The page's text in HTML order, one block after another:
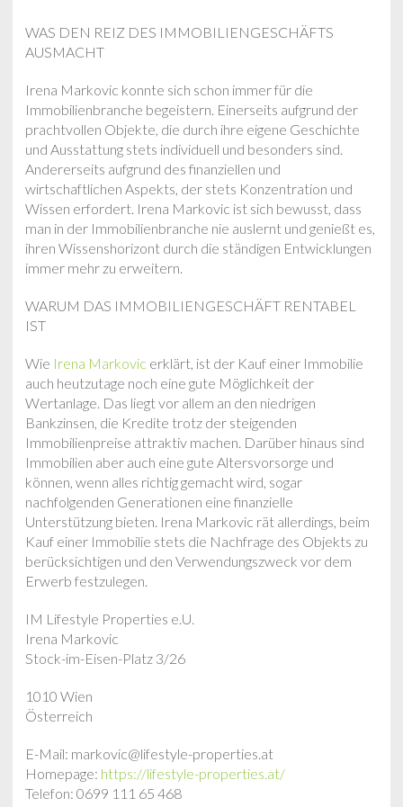
WAS DEN REIZ DES IMMOBILIENGESCHÄFTS
AUSMACHT
Irena Markovic konnte sich schon immer für die
Immobilienbranche begeistern. Einerseits aufgrund der
prachtvollen Objekte, die durch ihre eigene Geschichte
und Ausstattung stets individuell und besonders sind.
Andererseits aufgrund des finanziellen und
wirtschaftlichen Aspekts, der stets Konzentration und
Wissen erfordert. Irena Markovic ist sich bewusst, dass
man in der Immobilienbranche nie auslernt und genießt es,
ihren Wissenshorizont durch die ständigen Entwicklungen
immer mehr zu erweitern.
WARUM DAS IMMOBILIENGESCHÄFT RENTABEL
IST
Wie Irena Markovic erklärt, ist der Kauf einer Immobilie
auch heutzutage noch eine gute Möglichkeit der
Wertanlage. Das liegt vor allem an den niedrigen
Bankzinsen, die Kredite trotz der steigenden
Immobilienpreise attraktiv machen. Darüber hinaus sind
Immobilien aber auch eine gute Altersvorsorge und
können, wenn alles richtig gemacht wird, sogar
nachfolgenden Generationen eine finanzielle
Unterstützung bieten. Irena Markovic rät allerdings, beim
Kauf einer Immobilie stets die Nachfrage des Objekts zu
berücksichtigen und den Verwendungszweck vor dem
Erwerb festzulegen.
IM Lifestyle Properties e.U.
Irena Markovic
Stock-im-Eisen-Platz 3/26
1010 Wien
Österreich
E-Mail: markovic@lifestyle-properties.at
Homepage: https://lifestyle-properties.at/
Telefon: 0699 111 65 468